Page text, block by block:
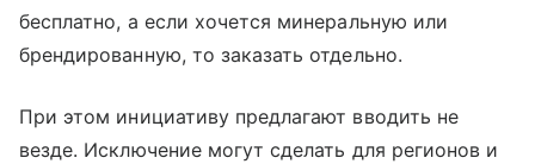
бесплатно, а если хочется минеральную или
брендированную, то заказать отдельно.
При этом инициативу предлагают вводить не
везде. Исключение могут сделать для регионов и